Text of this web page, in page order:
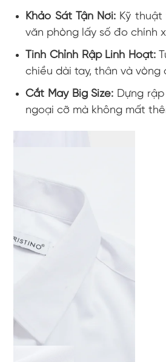
Khảo Sát Tận Nơi: Kỹ
văn phòng lấy số đo chính
Tinh Chỉnh Rập Linh Hoạt:
chiều dài tay, thân và vòng
Cắt May Big Size: Dựng
ngoại cỡ mà không mất